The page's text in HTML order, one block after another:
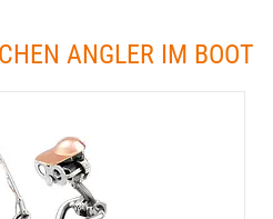
ANGLER IM BOOT